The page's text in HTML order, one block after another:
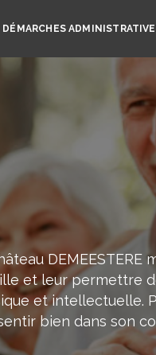
DÉMARCHES
et leur permettre
et intellectuelle.
bien dans son